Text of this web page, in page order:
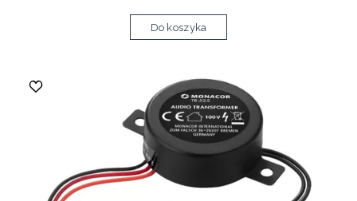
Do koszyka